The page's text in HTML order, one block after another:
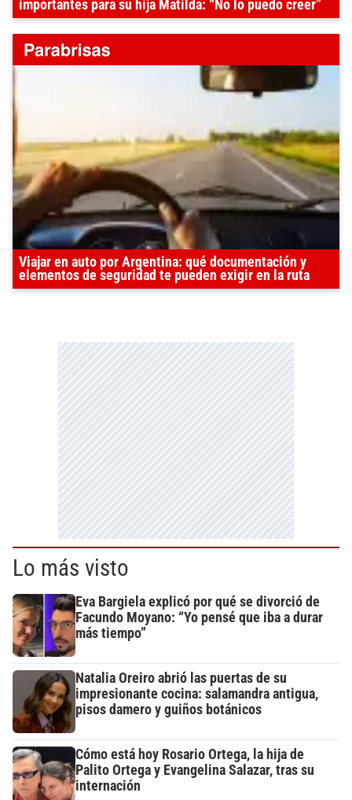
importantes para su hija Matilda: “No lo puedo creer”
Viajar en auto por Argentina: qué documentación y
elementos de seguridad te pueden exigir en la ruta
Lo más visto
Eva Bargiela explicó por qué se divorció de
Facundo Moyano: “Yo pensé que iba a durar
más tiempo”
Natalia Oreiro abrió las puertas de su
impresionante cocina: salamandra antigua,
pisos damero y guiños botánicos
Cómo está hoy Rosario Ortega, la hija de
Palito Ortega y Evangelina Salazar, tras su
internación